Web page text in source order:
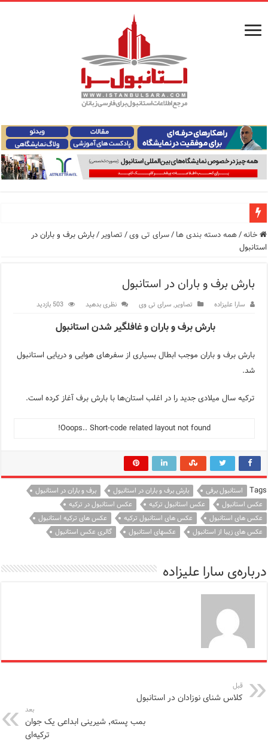
راهنمای فرودگاه‌های استانبول (فاصله و هزینه حمل و نقل
اپلیکیشن KarDes؛ راهنمای رایگان کشف تاریخ و فرهنگ پنهان ترکیه
مرکز خرید پولات استانبول | تجربه‌ای متفاوت از خرید و سبک
ویژگی‌های رفتاری و اجتماعی در زبان ترکی استانبولی
ویژگی‌های مثبت شخصیت در زبان ترکی استانبولی
موزه افسانه‌های کارتال استانبول؛ سفری به دنیای قصه‌ها در
موزه ساعت کاخ توپکاپی استانبول
خانه/همه دسته بندی ها /سرای تی وی/تصاویر /بارش برف و باران در
استانبول
بارش برف و باران در استانبول
سارا علیزاده تصاویر, سرای تی وی نظری بدهید 503 بازدید
بارش برف و باران و غافلگیر شدن استانبول
بارش برف و باران موجب ابطال بسیاری از سفرهای هوایی و دریایی استانبول
شد.
ترکیه سال میلادی جدید را در اغلب استان‌ها با بارش برف آغاز کرده است.
Ooops.. Short-code related layout not found!
Tags استانبول برفی بارش برف و باران در استانبول
برف و باران در استانبول
عکس استانبول
عکس استانبول ترکیه
عکس استانبول در ترکیه
عکس های استانبول
عکس های استانبول ترکیه
عکس های ترکیه استانبول
عکس های زیبا از استانبول
عکسهای استانبول گالری عکس استانبول
درباره‌ی سارا علیزاده
قبل
کلاس‌ شنای نوزادان در استانبول
بعد
بمب پسته٬ شیرینی ابداعی یک جوان
ترکیه‌ای